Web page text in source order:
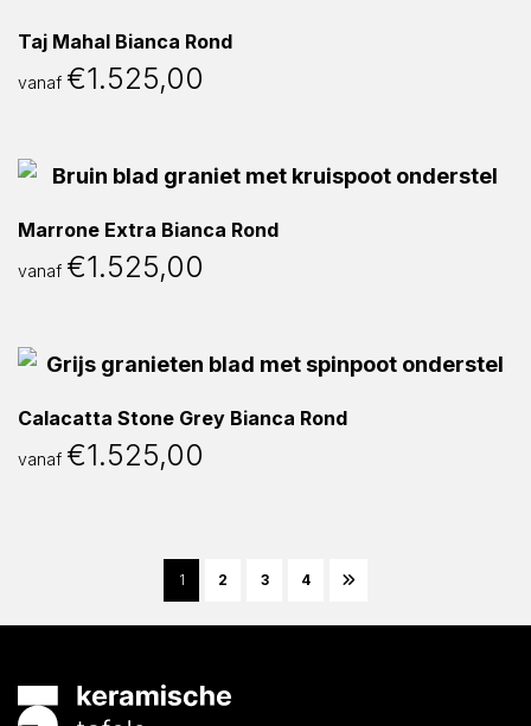
Taj Mahal Bianca Rond
vanaf €1.525,00
Marrone Extra Bianca Rond
vanaf €1.525,00
Calacatta Stone Grey Bianca Rond
vanaf €1.525,00
1 2 3 4